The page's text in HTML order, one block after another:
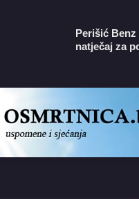
Perišić
natječaj za